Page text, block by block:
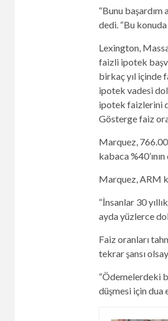
“Bunu
dedi. “Bu
Lexington,
faizli ipotek
birkaç yıl içinde
ipotek vadesi
ipotek faizlerini
Gösterge faiz
Marquez,
kabaca
Marquez, ARM
“İnsanlar 30
ayda yüzlerce
Faiz oranları
tekrar şansı
“Ödemelerdeki
düşmesi için dua